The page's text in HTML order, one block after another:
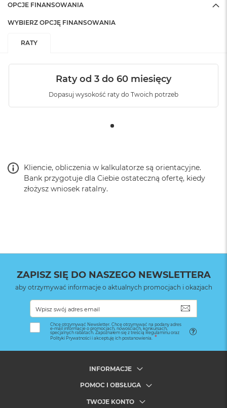
OPCJE FINANSOWANIA
WYBIERZ OPCJĘ FINANSOWANIA
RATY
Raty od 3 do 60 miesięcy
Dopasuj wysokość raty do Twoich potrzeb
Kliencie, obliczenia w kalkulatorze są orientacyjne.
Bank przygotuje dla Ciebie ostateczną ofertę, kiedy
złożysz wniosek ratalny.
ZAPISZ SIĘ DO NASZEGO NEWSLETTERA
aby otrzymywać informacje o aktualnych promocjach i okazjach
Chcę otrzymywać Newsletter. Chcę otrzymywać na podany adres
e-mail informacje o promocjach, nowościach, konkursach,
specjalnych rabatach. Zapoznałem się z treścią Regulaminu oraz
Polityki Prywatności i akceptuję ich postanowienia.
INFORMACJE
POMOC I OBSŁUGA
TWOJE KONTO